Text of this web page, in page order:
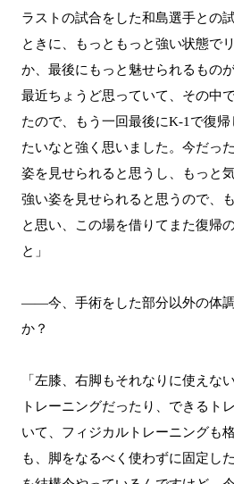
ラストの試合をした和島選手との
ときに、もっともっと強い状態で
か、最後にもっと魅せられるもの
最近ちょうど思っていて、その中
たので、もう一回最後にK-1で復
たいなと強く思いました。今だっ
姿を見せられると思うし、もっと
強い姿を見せられると思うので、
と思い、この場を借りてまた復帰
と」
――今、手術をした部分以外の体
か？
「左膝、右脚もそれなりに使えな
トレーニングだったり、できるト
いて、フィジカルトレーニングも
も、脚をなるべく使わずに固定し